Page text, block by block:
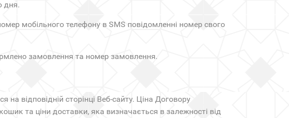
дня.
мобільного телефону в SMS повідомленні номер свого
замовлення та номер замовлення.
відповідній сторінці Веб-сайту. Ціна Договору
та ціни доставки, яка визначається в залежності від